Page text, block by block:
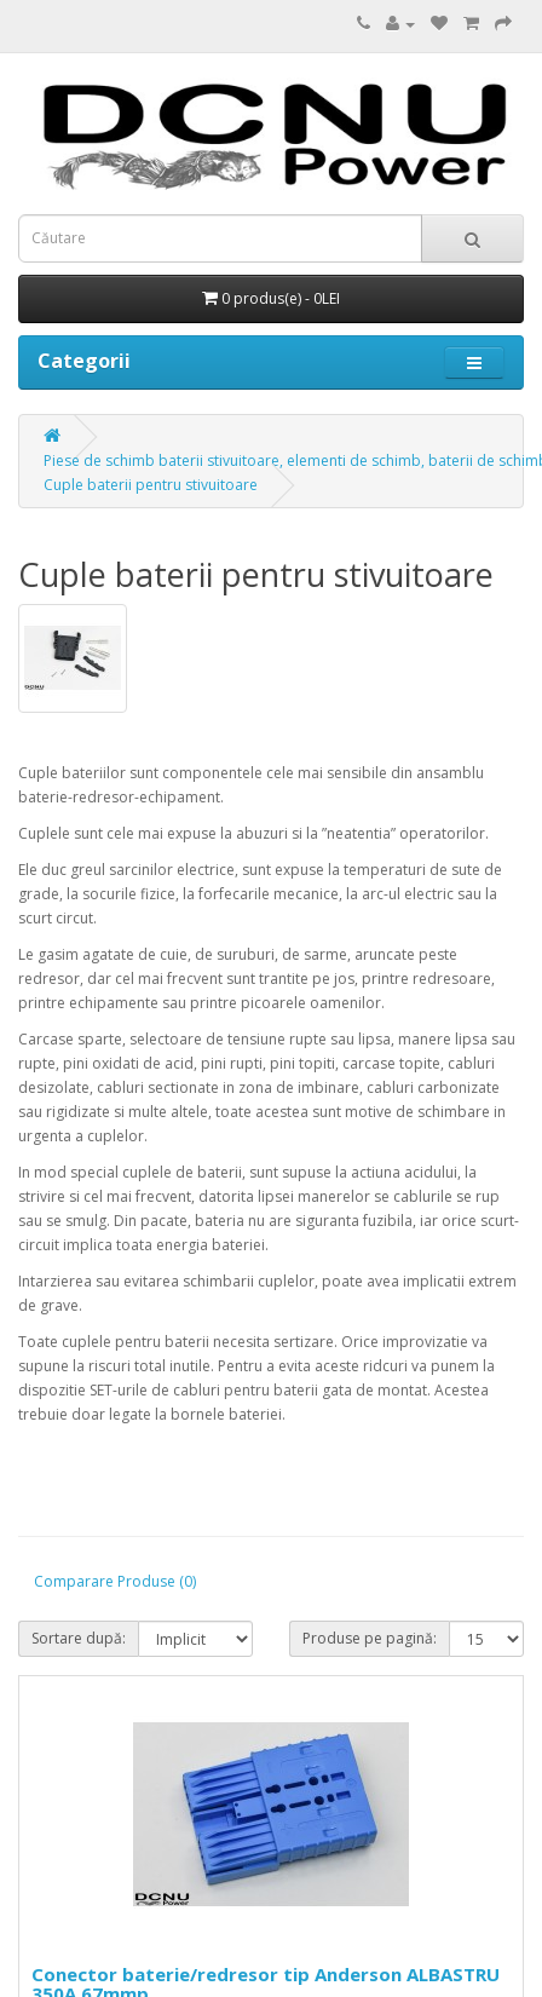
0 produs(e) - 0LEI
Categorii
Piese de schimb baterii stivuitoare, elementi de schimb, baterii de
Cuple baterii pentru stivuitoare
Cuple baterii pentru stivuitoare
Cuple bateriilor sunt componentele cele mai sensibile din ansamblu
baterie-redresor-echipament.
Cuplele sunt cele mai expuse la abuzuri si la ”neatentia” operatorilor.
Ele duc greul sarcinilor electrice, sunt expuse la temperaturi de sute de
grade, la socurile fizice, la forfecarile mecanice, la arc-ul electric sau la
scurt circut.
Le gasim agatate de cuie, de suruburi, de sarme, aruncate peste
redresor, dar cel mai frecvent sunt trantite pe jos, printre redresoare,
printre echipamente sau printre picoarele oamenilor.
Carcase sparte, selectoare de tensiune rupte sau lipsa, manere lipsa sau
rupte, pini oxidati de acid, pini rupti, pini topiti, carcase topite, cabluri
desizolate, cabluri sectionate in zona de imbinare, cabluri carbonizate
sau rigidizate si multe altele, toate acestea sunt motive de schimbare in
urgenta a cuplelor.
In mod special cuplele de baterii, sunt supuse la actiuna acidului, la
strivire si cel mai frecvent, datorita lipsei manerelor se cablurile se rup
sau se smulg. Din pacate, bateria nu are siguranta fuzibila, iar orice scurt-
circuit implica toata energia bateriei.
Intarzierea sau evitarea schimbarii cuplelor, poate avea implicatii extrem
de grave.
Toate cuplele pentru baterii necesita sertizare. Orice improvizatie va
supune la riscuri total inutile. Pentru a evita aceste ridcuri va punem la
dispozitie SET-urile de cabluri pentru baterii gata de montat. Acestea
trebuie doar legate la bornele bateriei.
Comparare Produse (0)
Sortare după: Produse pe pagină:
Conector baterie/redresor tip Anderson ALBASTRU